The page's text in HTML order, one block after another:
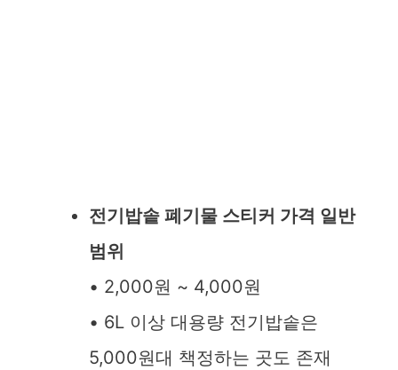
전기밥솥 폐기물 스티커 가격 일반
범위
• 2,000원 ~ 4,000원
• 6L 이상 대용량 전기밥솥은
5,000원대 책정하는 곳도 존재